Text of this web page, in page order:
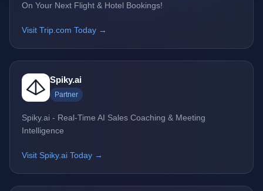
On Your Next Flight & Hotel Bookings!
Visit Trip.com Today →
Spiky.ai
Partner
Spiky.ai - Real-Time AI Sales Coaching & Meeting
Intelligence
Visit Spiky.ai Today →